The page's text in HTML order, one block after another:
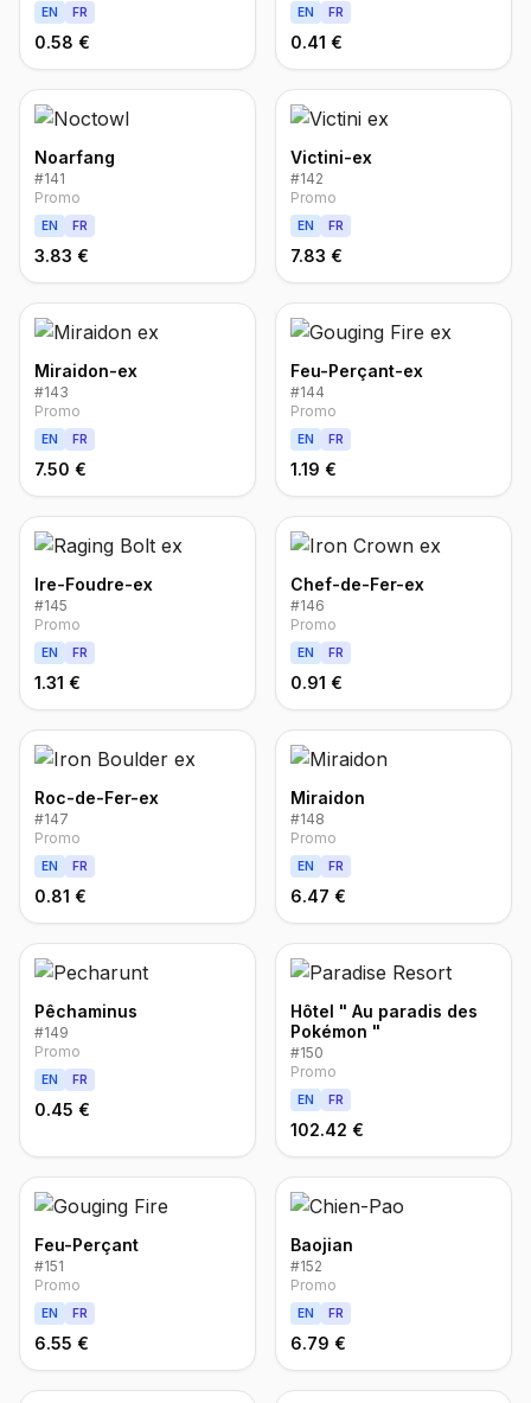
EN FR
0.58 €
EN FR
0.41 €
Noarfang
#141
Promo
EN FR
3.83 €
Victini-ex
#142
Promo
EN FR
7.83 €
Miraidon-ex
#143
Promo
EN FR
7.50 €
Feu-Perçant-ex
#144
Promo
EN FR
1.19 €
Ire-Foudre-ex
#145
Promo
EN FR
1.31 €
Chef-de-Fer-ex
#146
Promo
EN FR
0.91 €
Roc-de-Fer-ex
#147
Promo
EN FR
0.81 €
Miraidon
#148
Promo
EN FR
6.47 €
Pêchaminus
#149
Promo
EN FR
0.45 €
Hôtel " Au paradis des
Pokémon "
#150
Promo
EN FR
102.42 €
Feu-Perçant
#151
Promo
EN FR
6.55 €
Baojian
#152
Promo
EN FR
6.79 €